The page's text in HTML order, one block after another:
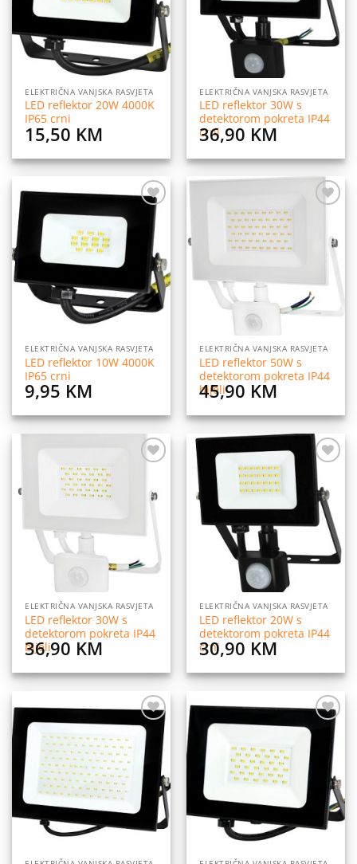
ELEKTRIČNA VANJSKA RASVJETA
LED reflektor 20W 4000K
IP65 crni
15,50 KM
ELEKTRIČNA VANJSKA RASVJETA
LED reflektor 30W s
detektorom pokreta IP44
crni
36,90 KM
Dodaj
na
listu
želja
ELEKTRIČNA VANJSKA RASVJETA
LED reflektor 10W 4000K
IP65 crni
9,95 KM
listu
želja
ELEKTRIČNA VANJSKA RASVJETA
LED reflektor 50W s
detektorom pokreta IP44
bijeli
45,90 KM
listu
želja
ELEKTRIČNA VANJSKA RASVJETA
LED reflektor 30W s
detektorom pokreta IP44
bijeli
36,90 KM
Dodaj
na
listu
želja
ELEKTRIČNA VANJSKA RASVJETA
LED reflektor 20W s
detektorom pokreta IP44
crni
30,90 KM
Dodaj
na
listu
želja
Dodaj
listu
želja